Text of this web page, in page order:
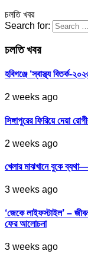
চলতি খবর
Search for:
চলতি খবর
হবিগঞ্জে ‘স্বাস্থ্য বিতর্ক-
2 weeks ago
সিঙ্গাপুরের ফিরিয়ে দেয়া
2 weeks ago
খেলার মাঝখানে বুকে
3 weeks ago
‘জেকে লাইফস্টাইল’ –
ফের আলোচনা
3 weeks ago